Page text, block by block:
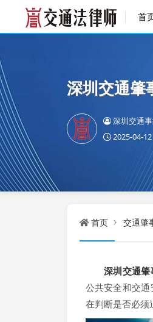
首
深圳交通肇
深圳交通
2025-04-12
首页 交通肇
深圳交通肇
公共安全和交
在判断是否必须